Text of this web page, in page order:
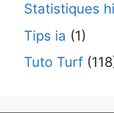
Statistiques
Tips ia (1)
Tuto Turf